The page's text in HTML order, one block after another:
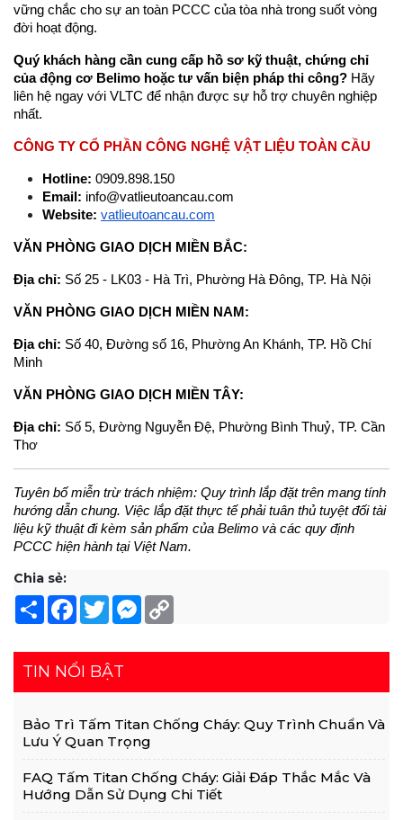
vững chắc cho sự an toàn PCCC của tòa nhà trong suốt vòng
đời hoạt động.
Quý khách hàng cần cung cấp hồ sơ kỹ thuật, chứng chỉ
của động cơ Belimo hoặc tư vấn biện pháp thi công? Hãy
liên hệ ngay với VLTC để nhận được sự hỗ trợ chuyên nghiệp
nhất.
CÔNG TY CỔ PHẦN CÔNG NGHỆ VẬT LIỆU TOÀN CẦU
Hotline: 0909.898.150
Email: info@vatlieutoancau.com
Website: vatlieutoancau.com
VĂN PHÒNG GIAO DỊCH MIỀN BẮC:
Địa chỉ: Số 25 - LK03 - Hà Trì, Phường Hà Đông, TP. Hà Nội
VĂN PHÒNG GIAO DỊCH MIỀN NAM:
Địa chỉ: Số 40, Đường số 16, Phường An Khánh, TP. Hồ Chí
Minh
VĂN PHÒNG GIAO DỊCH MIỀN TÂY:
Địa chỉ: Số 5, Đường Nguyễn Đệ, Phường Bình Thuỷ, TP. Cần
Thơ
Tuyên bố miễn trừ trách nhiệm: Quy trình lắp đặt trên mang tính
hướng dẫn chung. Việc lắp đặt thực tế phải tuân thủ tuyệt đối tài
liệu kỹ thuật đi kèm sản phẩm của Belimo và các quy định
PCCC hiện hành tại Việt Nam.
Chia sẻ:
Share Facebook
TwitterMessenger
TIN NỔI BẬT
Bảo Trì Tấm Titan Chống Cháy: Quy Trình Chuẩn Và
Lưu Ý Quan Trọng
FAQ Tấm Titan Chống Cháy: Giải Đáp Thắc Mắc Và
Hướng Dẫn Sử Dụng Chi Tiết